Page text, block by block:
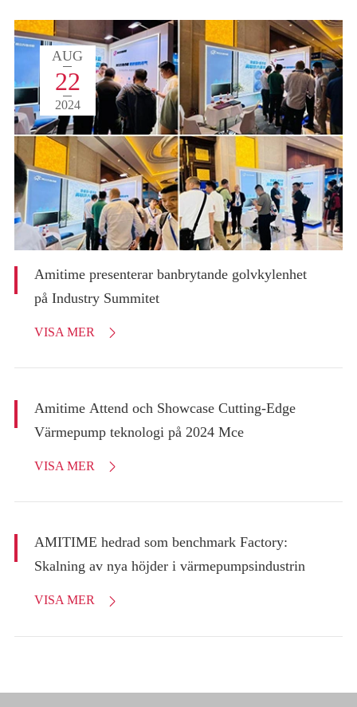
AUG
22
2024
Amitime presenterar banbrytande golvkylenhet
på Industry Summitet
VISA MER 
Amitime Attend och Showcase Cutting-Edge
Värmepump teknologi på 2024 Mce
VISA MER 
AMITIME hedrad som benchmark Factory:
Skalning av nya höjder i värmepumpsindustrin
VISA MER 